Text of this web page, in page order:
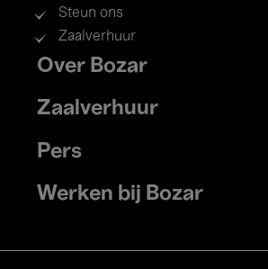
Steun ons
Zaalverhuur
Footer
menu
Over Bozar
Zaalverhuur
Pers
Werken bij Bozar